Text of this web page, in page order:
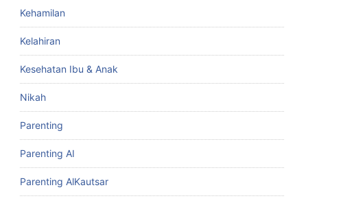
Kehamilan
Kelahiran
Kesehatan Ibu & Anak
Nikah
Parenting
Parenting AI
Parenting AlKautsar